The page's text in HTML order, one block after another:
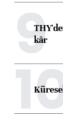
9
kâr